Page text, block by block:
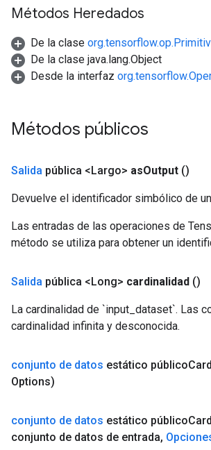
Métodos Heredados
De la clase
De la clase java.lang.Object
Desde la interfaz
Métodos públicos
Salida pública <Largo> asOutput ()
Devuelve el identificador simbólico de
Las entradas de las operaciones de
método se utiliza para obtener un
Salida pública <Long> cardinalidad ()
La cardinalidad de `input_dataset`. Las
cardinalidad infinita y desconocida.
conjunto de datos estático público
Options)
conjunto de datos estático público
conjunto de datos de entrada,